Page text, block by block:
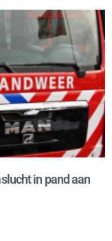
in pand aan